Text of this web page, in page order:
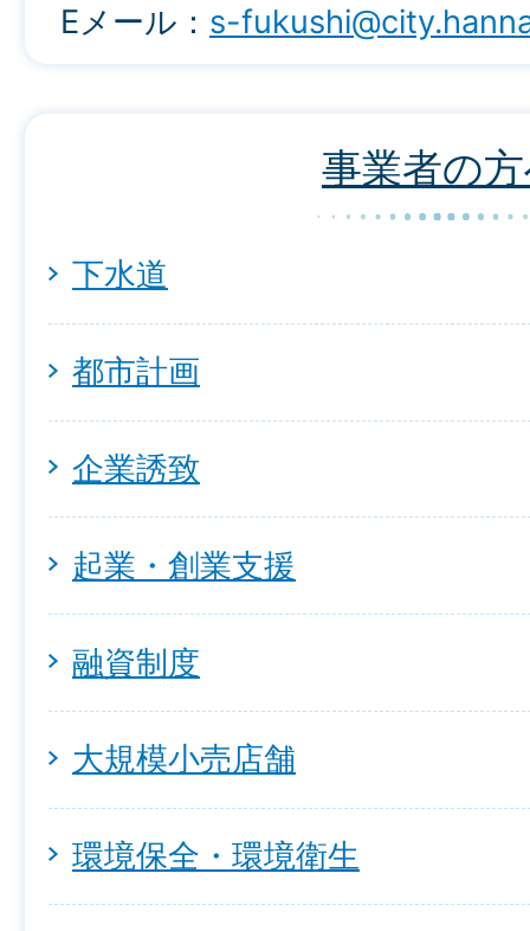
Eメール： s-
事業者の
下水道
都市計画
企業誘致
起業・創業支援
融資制度
大規模小売店舗
環境保全・環境衛生